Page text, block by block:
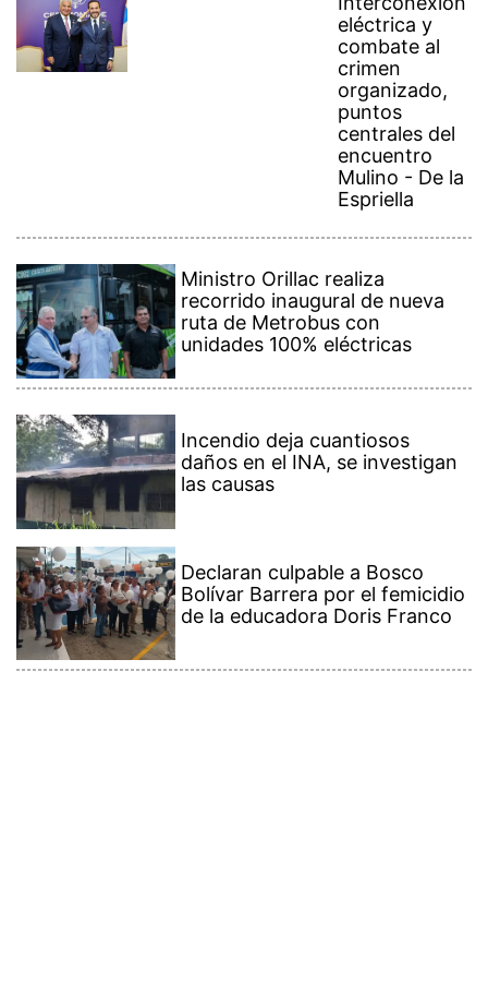
eléctrica y
combate al
crimen
organizado,
puntos
centrales del
encuentro
Mulino - De la
Espriella
Ministro Orillac realiza
recorrido inaugural de nueva
ruta de Metrobus con
unidades 100% eléctricas
Incendio deja cuantiosos
daños en el INA, se investigan
las causas
Declaran culpable a Bosco
Bolívar Barrera por el femicidio
de la educadora Doris Franco